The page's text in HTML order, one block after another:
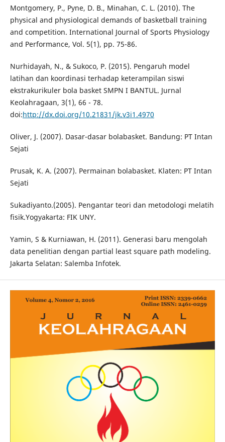
Montgomery, P., Pyne, D. B., Minahan, C. L. (2010). The
physical and physiological demands of basketball training
and competition. International Journal of Sports Physiology
and Performance, Vol. 5(1), pp. 75-86.
Nurhidayah, N., & Sukoco, P. (2015). Pengaruh model
latihan dan koordinasi terhadap keterampilan siswi
ekstrakurikuler bola basket SMPN I BANTUL. Jurnal
Keolahragaan, 3(1), 66 - 78.
doi:http://dx.doi.org/10.21831/jk.v3i1.4970
Oliver, J. (2007). Dasar-dasar bolabasket. Bandung: PT Intan
Sejati
Prusak, K. A. (2007). Permainan bolabasket. Klaten: PT Intan
Sejati
Sukadiyanto.(2005). Pengantar teori dan metodologi melatih
fisik.Yogyakarta: FIK UNY.
Yamin, S & Kurniawan, H. (2011). Generasi baru mengolah
data penelitian dengan partial least square path modeling.
Jakarta Selatan: Salemba Infotek.